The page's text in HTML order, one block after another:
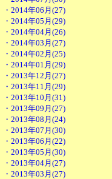
・2014年06月(27)
・2014年05月(29)
・2014年04月(26)
・2014年03月(27)
・2014年02月(25)
・2014年01月(29)
・2013年12月(27)
・2013年11月(29)
・2013年10月(31)
・2013年09月(27)
・2013年08月(24)
・2013年07月(30)
・2013年06月(22)
・2013年05月(30)
・2013年04月(27)
・2013年03月(27)